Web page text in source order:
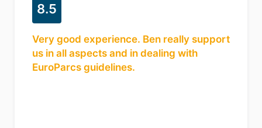
8.5
Very good experience. Ben really support
us in all aspects and in dealing with
EuroParcs guidelines.